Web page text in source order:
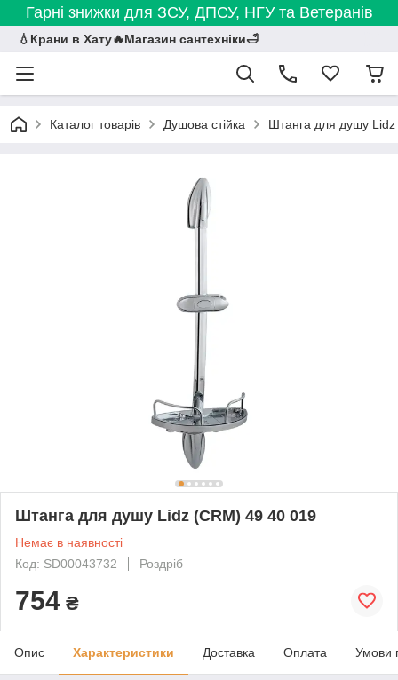
Гарні знижки для ЗСУ, ДПСУ, НГУ та Ветеранів
💧Крани в Хату🔥Магазин сантехніки🛁
Каталог товарів Душова стійка Штанга для душу
Штанга для душу Lidz (CRM) 49 40 019
Немає в наявності
Код: SD00043732
Роздріб
754 ₴
Опис Характеристики Доставка Оплата Умови